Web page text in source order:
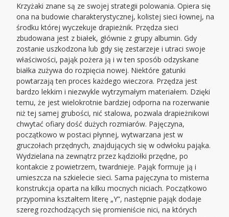
Krzyżaki znane są ze swojej strategii polowania. Opiera się
ona na budowie charakterystycznej, kolistej sieci łownej, na
środku której wyczekuje drapieżnik. Przędza sieci
zbudowana jest z białek, głównie z grupy albumin. Gdy
zostanie uszkodzona lub gdy się zestarzeje i utraci swoje
właściwości, pająk pożera ją i w ten sposób odzyskane
białka zużywa do rozpięcia nowej. Niektóre gatunki
powtarzają ten proces każdego wieczora. Przędza jest
bardzo lekkim i niezwykle wytrzymałym materiałem. Dzięki
temu, że jest wielokrotnie bardziej odporna na rozerwanie
niż tej samej grubości, nić stalowa, pozwala drapieżnikowi
chwytać ofiary dość dużych rozmiarów. Pajęczyna,
początkowo w postaci płynnej, wytwarzana jest w
gruczołach przędnych, znajdujących się w odwłoku pająka.
Wydzielana na zewnątrz przez kądziołki przędne, po
kontakcie z powietrzem, twardnieje. Pająk formuje ją i
umieszcza na szkielecie sieci. Sama pajęczyna to misterna
konstrukcja oparta na kilku mocnych niciach. Początkowo
przypomina kształtem literę „Y”, następnie pająk dodaje
szereg rozchodzących się promieniście nici, na których